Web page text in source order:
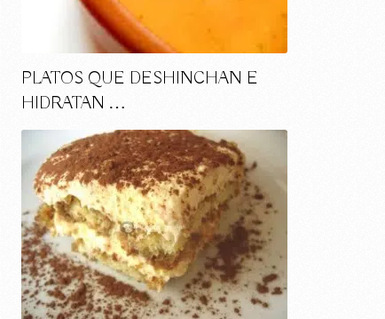
PLATOS QUE DESHINCHAN E
HIDRATAN …